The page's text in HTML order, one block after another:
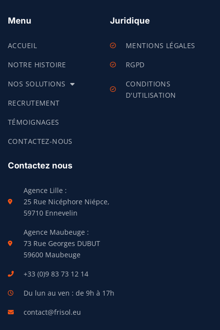
Menu
ACCUEIL
NOTRE HISTOIRE
NOS SOLUTIONS
RECRUTEMENT
TÉMOIGNAGES
CONTACTEZ-NOUS
Juridique
MENTIONS LÉGALES
RGPD
CONDITIONS
D'UTILISATION
Contactez nous
Agence Lille :
25 Rue Nicéphore Niépce,
59710 Ennevelin
Agence Maubeuge :
73 Rue Georges DUBUT
59600 Maubeuge
+33 (0)9 83 73 12 14
Du lun au ven : de 9h à 17h
contact@frisol.eu